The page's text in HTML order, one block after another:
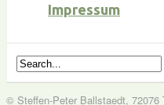
Impressum
© Steffen-Peter Ballstaedt, 72076